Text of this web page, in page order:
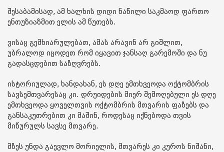
შესაბამისად, ამ ხალხის დიდი ნაწილი საკმაოდ ფართო
ენთუზიაზმით ელის ამ წუთებს.
ვისაც გემხიარულებათ, ამას არავინ არ გიშლით,
უბრალოდ იცოდეთ რომ იყავით ჯანსაღ გარემოში და ნუ
გადასცდებით საზღვრებს.
ისტორიულად, ხანდახან, ეს დღე ემთხვეოდა ოქტომბრის
სავსემთვარესაც კი. დრუიდების მიერ შემოღებული ეს დღე
ემთხვეოდა ყოველთვის ოქტომბრის მთვარის ფაზებს და
განსაკუთრებით კი მაშინ, როდესაც იქნებოდა თვის
მიწურულს სავსე მთვარე.
მზეს უნდა გაევლო მორიელის, მთვარეს კი კუროს ნიშანი,